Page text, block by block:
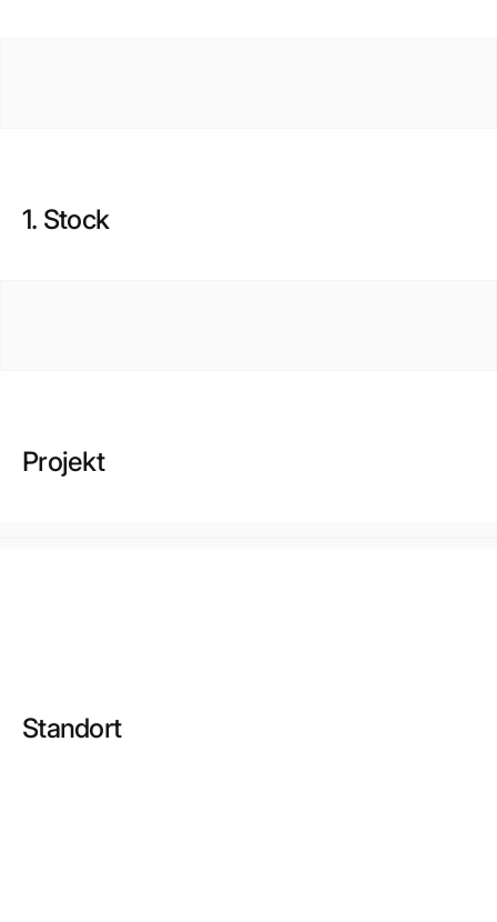
1. Stock
Projekt
Standort